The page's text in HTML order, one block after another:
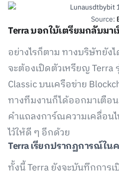
Source:
Terra บอกใบ้เตรียมกลับมา
อย่างไรก็ตาม ทางบริษัทยัง
จะต้องเปิดตัวเหรียญ Terra
Classic บนเครือข่าย
ทางทีมงานก็ได้ออกมาเตือ
คำแถลงการ์ณความเคลื่อนไ
ไว้ให้ดี ๆ อีกด้วย
Terraเรียกปรากฏการณ์ในค
ทั้งนี้ Terra ยังจะบันทึกการ